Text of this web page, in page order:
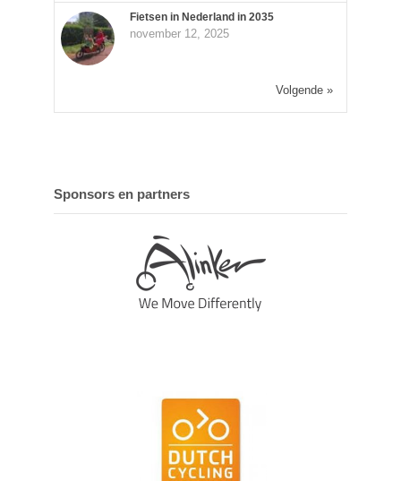
Fietsen in Nederland in 2035
november 12, 2025
Volgende »
Sponsors en partners